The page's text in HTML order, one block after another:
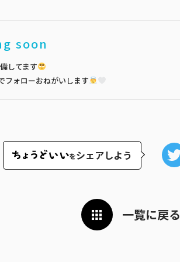
soon
してます
フォローおねがいします
をシェアしよう
一覧に戻る